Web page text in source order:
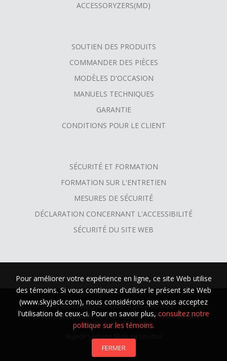
ACCESSORYZERS(MD)
SOUTIEN DES PRODUITS
COMMANDER DES PIÈCES
MODÈLES D'OCCASION
MANUELS TECHNIQUES
GARANTIE
CONDITIONS POUR LE CLIENT
SÉCURITÉ ET FORMATION
FORMATION SUR L'ENTRETIEN
MESURES DE SÉCURITÉ
DÉCLARATION CONCERNANT L'ACCESSIBILITÉ
SÉCURITÉ DU SITE WEB
© SkyjackMD, 2026. Tous droits réservés |
Notre politique|Conditions d'utilisation| Commmuniquer avec
nous
Pour améliorer votre expérience en ligne, ce site Web utilise
des témoins. Si vous continuez d'utiliser le présent site Web
(www.skyjack.com), nous considérons que vous acceptez
l'utilisation de ceux-ci. Pour en savoir plus, consultez notre
politique sur les témoins.
FERMER